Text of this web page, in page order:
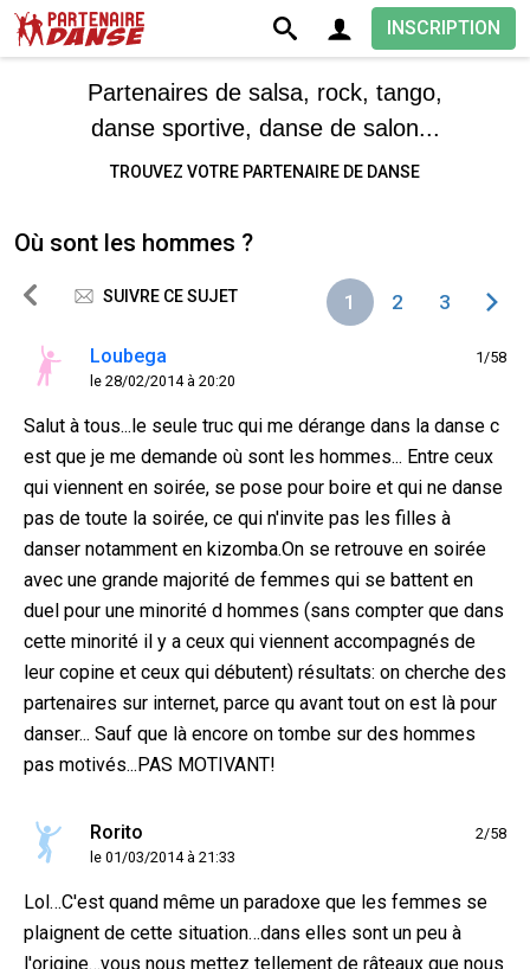
INSCRIPTION
Partenaires de salsa, rock, tango,
danse sportive, danse de salon...
TROUVEZ VOTRE PARTENAIRE DE DANSE
Où sont les hommes ?
SUIVRE CE SUJET 1 2 3
Loubega
le 28/02/2014 à 20:20
1/58
Salut à tous...le seule truc qui me dérange dans la danse c
est que je me demande où sont les hommes... Entre ceux
qui viennent en soirée, se pose pour boire et qui ne danse
pas de toute la soirée, ce qui n'invite pas les filles à
danser notamment en kizomba.On se retrouve en soirée
avec une grande majorité de femmes qui se battent en
duel pour une minorité d hommes (sans compter que dans
cette minorité il y a ceux qui viennent accompagnés de
leur copine et ceux qui débutent) résultats: on cherche des
partenaires sur internet, parce qu avant tout on est là pour
danser... Sauf que là encore on tombe sur des hommes
pas motivés...PAS MOTIVANT!
Rorito
le 01/03/2014 à 21:33
2/58
Lol…C'est quand même un paradoxe que les femmes se
plaignent de cette situation…dans elles sont un peu à
l'origine…vous nous mettez tellement de râteaux que nous